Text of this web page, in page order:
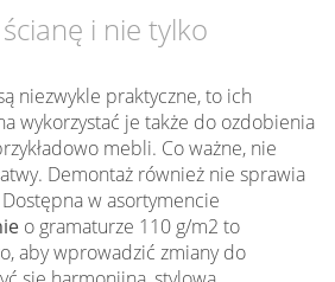
i nie tylko
niezwykle praktyczne, to ich
wykorzystać je także do ozdobienia
mebli. Co ważne, nie
Demontaż również nie sprawia
w asortymencie
o gramaturze 110 g/m2 to
aby wprowadzić zmiany do